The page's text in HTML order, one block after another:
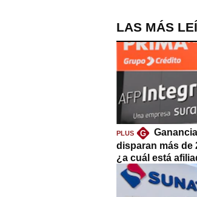
LAS MÁS
PLUS G
disparan más de
¿a cuál está